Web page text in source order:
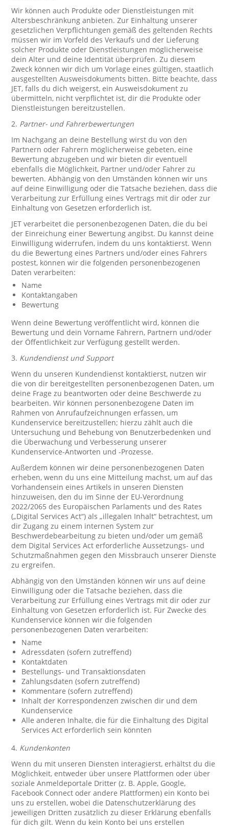
Wir können auch Produkte oder Dienstleistungen mit
Altersbeschränkung anbieten. Zur Einhaltung unserer
gesetzlichen Verpflichtungen gemäß des geltenden Rechts
müssen wir im Vorfeld des Verkaufs und der Lieferung
solcher Produkte oder Dienstleistungen möglicherweise
dein Alter und deine Identität überprüfen. Zu diesem
Zweck können wir dich um Vorlage eines gültigen, staatlich
ausgestellten Ausweisdokuments bitten. Bitte beachte, dass
JET, falls du dich weigerst, ein Ausweisdokument zu
übermitteln, nicht verpflichtet ist, dir die Produkte oder
Dienstleistungen bereitzustellen.
2. Partner- und Fahrerbewertungen
Im Nachgang an deine Bestellung wirst du von den
Partnern oder Fahrern möglicherweise gebeten, eine
Bewertung abzugeben und wir bieten dir eventuell
ebenfalls die Möglichkeit, Partner und/oder Fahrer zu
bewerten. Abhängig von den Umständen können wir uns
auf deine Einwilligung oder die Tatsache beziehen, dass die
Verarbeitung zur Erfüllung eines Vertrags mit dir oder zur
Einhaltung von Gesetzen erforderlich ist.
JET verarbeitet die personenbezogenen Daten, die du bei
der Einreichung einer Bewertung angibst. Du kannst deine
Einwilligung widerrufen, indem du uns kontaktierst. Wenn
du die Bewertung eines Partners und/oder eines Fahrers
postest, können wir die folgenden personenbezogenen
Daten verarbeiten:
Name
Kontaktangaben
Bewertung
Wenn deine Bewertung veröffentlicht wird, können die
Bewertung und dein Vorname Fahrern, Partnern und/oder
der Öffentlichkeit zur Verfügung gestellt werden.
3. Kundendienst und Support
Wenn du unseren Kundendienst kontaktierst, nutzen wir
die von dir bereitgestellten personenbezogenen Daten, um
deine Frage zu beantworten oder deine Beschwerde zu
bearbeiten. Wir können personenbezogene Daten im
Rahmen von Anrufaufzeichnungen erfassen, um
Kundenservice bereitzustellen; hierzu zählt auch die
Untersuchung und Behebung von Benutzerbedenken und
die Überwachung und Verbesserung unserer
Kundenservice-Antworten und -Prozesse.
Außerdem können wir deine personenbezogenen Daten
erheben, wenn du uns eine Mitteilung machst, um auf das
Vorhandensein eines Artikels in unseren Diensten
hinzuweisen, den du im Sinne der EU-Verordnung
2022/2065 des Europäischen Parlaments und des Rates
(„Digital Services Act“) als „illegalen Inhalt“ betrachtest, um
dir Zugang zu einem internen System zur
Beschwerdebearbeitung zu bieten und/oder um gemäß
dem Digital Services Act erforderliche Aussetzungs- und
Schutzmaßnahmen gegen den Missbrauch unserer Dienste
zu ergreifen.
Abhängig von den Umständen können wir uns auf deine
Einwilligung oder die Tatsache beziehen, dass die
Verarbeitung zur Erfüllung eines Vertrags mit dir oder zur
Einhaltung von Gesetzen erforderlich ist. Für Zwecke des
Kundenservice können wir die folgenden
personenbezogenen Daten verarbeiten:
Name
Adressdaten (sofern zutreffend)
Kontaktdaten
Bestellungs- und Transaktionsdaten
Zahlungsdaten (sofern zutreffend)
Kommentare (sofern zutreffend)
Inhalt der Korrespondenzen zwischen dir und dem
Kundenservice
Alle anderen Inhalte, die für die Einhaltung des Digital
Services Act erforderlich sein könnten
4. Kundenkonten
Wenn du mit unseren Diensten interagierst, erhältst du die
Möglichkeit, entweder über unsere Plattformen oder über
soziale Anmeldeportale Dritter (z. B. Apple, Google,
Facebook Connect oder andere Plattformen) ein Konto bei
uns zu erstellen, wobei die Datenschutzerklärung des
jeweiligen Dritten zusätzlich zu dieser Erklärung ebenfalls
für dich gilt. Wenn du kein Konto bei uns erstellen